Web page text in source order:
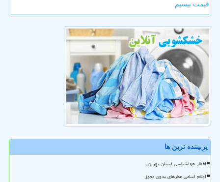
قیمت بیسیم
پربیننده ترین ها
اخطار هواشناسی استان تهران
اعلام اسامی عطرهای بدون مجوز